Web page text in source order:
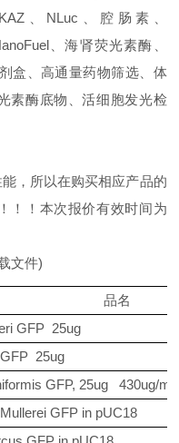
、NLuc、腔肠素、
、海肾荧光素酶、
盒、高通量药物筛选、体
素酶底物、活细胞发光检
，所以在购买相应产品的
！！本次报价有效时间为
文件)
品名
GFP 25ug
25ug
GFP, 25ug 430ug/ml
GFP in pUC18